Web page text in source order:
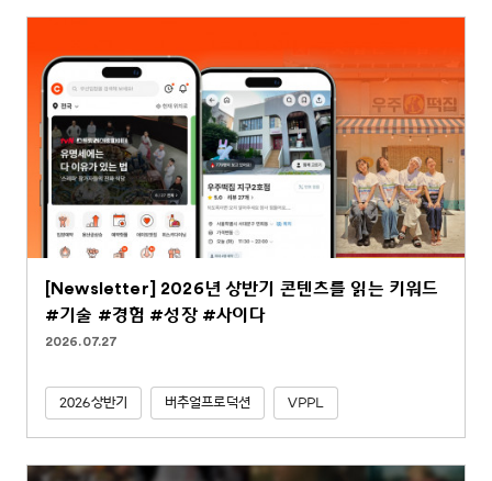
[Newsletter] 2026년 상반기 콘텐츠를 읽는 키워드
#기술 #경험 #성장 #사이다
2026.07.27
2026상반기 버추얼프로덕션 VPPL